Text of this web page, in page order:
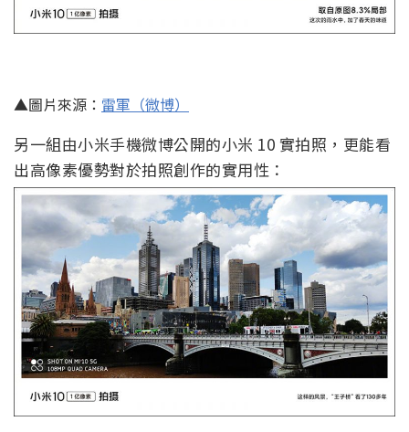
▲圖片來源： 雷軍（微博）
另一組由小米手機微博公開的小米 10 實拍照，更能看
出高像素優勢對於拍照創作的實用性：